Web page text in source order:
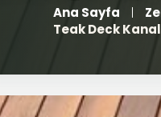
Ana Sayfa
Teak Deck